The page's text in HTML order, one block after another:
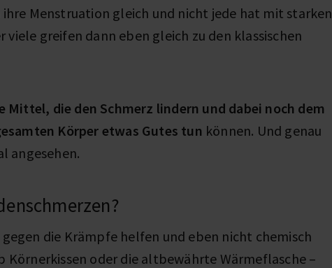
Menstruation gleich und nicht jede hat mit starken
viele greifen dann eben gleich zu den klassischen
Mittel, die den Schmerz lindern und dabei noch dem
Körper etwas Gutes tun können. Und genau
angesehen.
die Krämpfe helfen und eben nicht chemisch
Körnerkissen oder die altbewährte Wärmeflasche –